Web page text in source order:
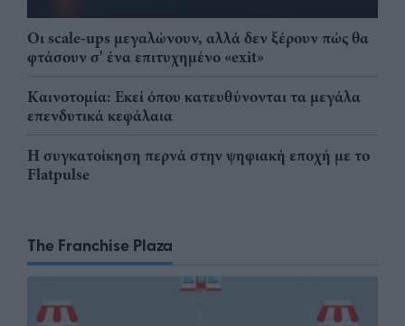
Οι scale-ups μεγαλώνουν, αλλά δεν ξέρουν πώς θα
φτάσουν σ' ένα επιτυχημένο «exit»
Καινοτομία: Εκεί όπου κατευθύνονται τα μεγάλα
επενδυτικά κεφάλαια
Η συγκατοίκηση περνά στην ψηφιακή εποχή με το
Flatpulse
The Franchise Plaza